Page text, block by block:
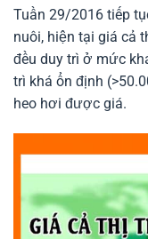
Tuần 29/2016 tiếp
nuôi, hiện tại giá cả
đều duy trì ở mức
trì khá ổn định
heo hơi được giá.